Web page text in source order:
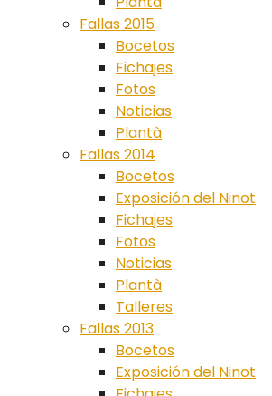
Fallas 2015
Bocetos
Fichajes
Fotos
Noticias
Plantà
Fallas 2014
Bocetos
Exposición del Ninot
Fichajes
Fotos
Noticias
Plantà
Talleres
Fallas 2013
Bocetos
Exposición del Ninot